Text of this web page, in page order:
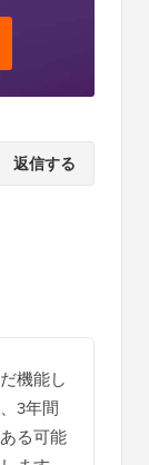
返信する
機能し
3年間
る可能